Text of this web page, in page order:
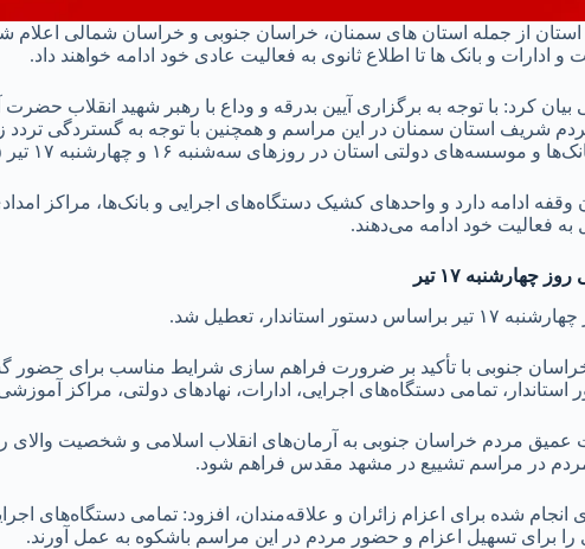
از جمله استان های سمنان، خراسان جنوبی و خراسان شمالی اعلام
ادارات و بانک ها تا اطلاع ثانوی به فعالیت عادی خود ادامه خواهند داد.
کرد: با توجه به برگزاری آیین بدرقه و وداع با رهبر شهید انقلاب
شریف استان سمنان در این مراسم و همچنین با توجه به گستردگی تردد
استان در روز‌های سه‌شنبه ۱۶ و چهارشنبه ۱۷ تیر ۱۴۰۵ تعطیل خواهد بود.
ادامه دارد و واحد‌های کشیک دستگاه‌های اجرایی و بانک‌ها، مراکز
فعالیت خود ادامه می‌دهند.
۱۷ تیر
تعطیل شد.
جنوبی با تأکید بر ضرورت فراهم سازی شرایط مناسب برای حضور
دستگاه‌های اجرایی، ادارات، نهاد‌های دولتی، مراکز آموزشی و دانشگاه‌ها در روز
عمیق مردم خراسان جنوبی به آرمان‌های انقلاب اسلامی و شخصیت والای
در مراسم تشییع در مشهد مقدس فراهم شود.
انجام شده برای اعزام زائران و علاقه‌مندان، افزود: تمامی
برای تسهیل اعزام و حضور مردم در این مراسم باشکوه به عمل آورند.